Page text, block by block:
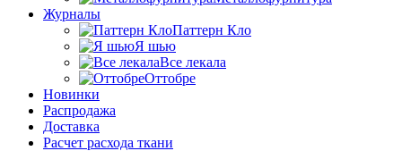
Журналы
Паттерн Кло
Я шью
Все лекала
Оттобре
Новинки
Распродажа
Доставка
Расчет расхода ткани